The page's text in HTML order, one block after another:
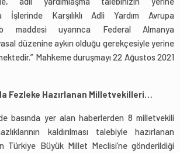
İşlerinde Karşılıklı Adli Yardım Avrupa
b maddesi uyarınca Federal Almanya
düzenine aykırı olduğu gerekçesiyle yerine
Mahkeme duruşmayı 22 Ağustos 2021
Fezleke Hazırlanan Milletvekilleri…
basında yer alan haberlerden 8 milletvekili
kaldırılması talebiyle hazırlanan
Türkiye Büyük Millet Meclisi’ne gönderildiği